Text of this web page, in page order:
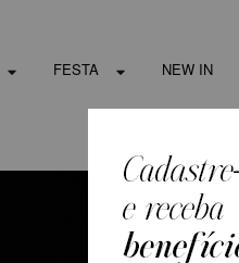
FESTA NEW IN